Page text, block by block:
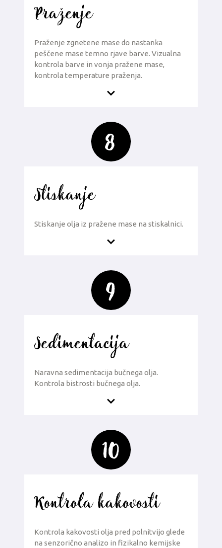
Praženje
Praženje zgnetene mase do nastanka
peščene mase temno rjave barve. Vizualna
kontrola barve in vonja pražene mase,
kontrola temperature praženja.
8
Stiskanje
Stiskanje olja iz pražene mase na stiskalnici.
9
Sedimentacija
Naravna sedimentacija bučnega olja.
Kontrola bistrosti bučnega olja.
10
Kontrola kakovosti
Kontrola kakovosti olja pred polnitvijo glede
na senzorično analizo in fizikalno kemijske